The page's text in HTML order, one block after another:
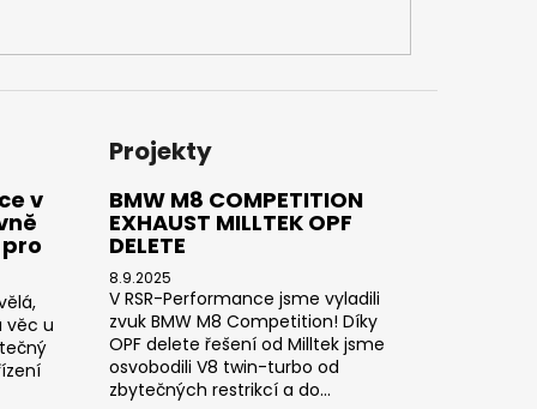
v
věc u
Projekty
BMW M8 COMPETITION
EXHAUST MILLTEK OPF
DELETE
8.9.2025
V RSR-Performance jsme vyladili
zvuk BMW M8 Competition! Díky
OPF delete řešení od Milltek jsme
osvobodili V8 twin-turbo od
zbytečných restrikcí a do...